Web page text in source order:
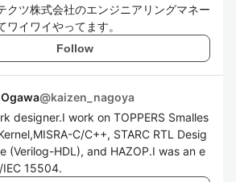
クツ株式会社のエンジニアリングマネー
ワイワイやってます。
Follow
@kaizen_nagoya
designer.I work on TOPPERS Smalles
C/C++, STARC RTL Desig
(Verilog-HDL), and HAZOP.I was an e
15504.